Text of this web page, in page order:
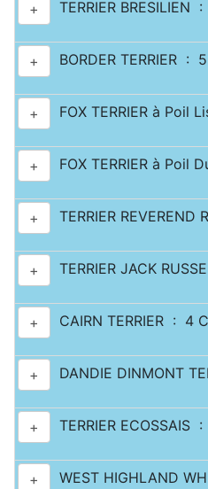
+ TERRIER BRESILIEN
+ BORDER TERRIER :
+ FOX TERRIER à Poil
+ FOX TERRIER à Poil
+ TERRIER
+ TERRIER JACK
+ CAIRN TERRIER : 4
+ DANDIE DINMONT
+ TERRIER ECOSSAIS
+ WEST HIGHLAND